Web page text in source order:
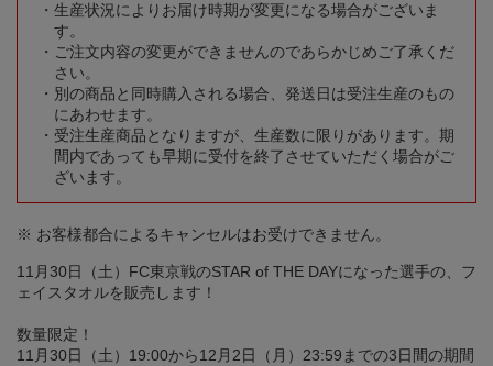
生産状況によりお届け時期が変更になる場合がございま
す。
ご注文内容の変更ができませんのであらかじめご了承くだ
さい。
別の商品と同時購入される場合、発送日は受注生産のもの
にあわせます。
受注生産商品となりますが、生産数に限りがあります。期
間内であっても早期に受付を終了させていただく場合がご
ざいます。
※ お客様都合によるキャンセルはお受けできません。
11月30日（土）FC東京戦のSTAR of THE DAYになった選手の、フ
ェイスタオルを販売します！
数量限定！
11月30日（土）19:00から12月2日（月）23:59までの3日間の期間